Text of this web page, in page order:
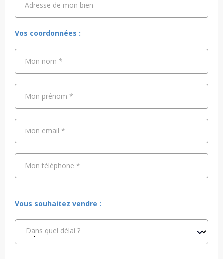
Adresse de mon bien
Adresse de mon bien
Vos coordonnées :
Mon nom *
Mon prénom *
Mon email *
Mon téléphone *
Vous souhaitez vendre :
Dans quel délai ?